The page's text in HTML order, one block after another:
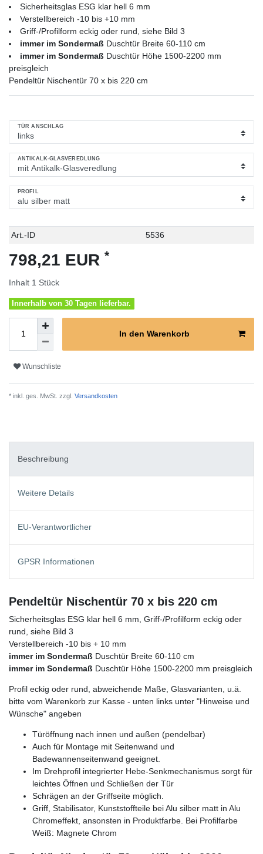
Sicherheitsglas ESG klar hell 6 mm
Verstellbereich -10 bis +10 mm
Griff-/Profilform eckig oder rund, siehe Bild 3
immer im Sondermaß Duschtür Breite 60-110 cm
immer im Sondermaß Duschtür Höhe 1500-2200 mm
preisgleich
Pendeltür Nischentür 70 x bis 220 cm
TÜR ANSCHLAG
ANTIKALK-GLASVEREDLUNG
PROFIL
Technisches
Wert
Art.-ID 5536
798,21 EUR *
Inhalt 1 Stück
Innerhalb von 30 Tagen lieferbar.
In den Warenkorb
Wunschliste
* inkl. ges. MwSt. zzgl. Versandkosten
Beschreibung
Weitere Details
EU-Verantwortlicher
GPSR Informationen
Pendeltür Nischentür 70 x bis 220 cm
Sicherheitsglas ESG klar hell 6 mm, Griff-/Profilform eckig oder
rund, siehe Bild 3
Verstellbereich -10 bis + 10 mm
immer im Sondermaß Duschtür Breite 60-110 cm
immer im Sondermaß Duschtür Höhe 1500-2200 mm preisgleich
Profil eckig oder rund, abweichende Maße, Glasvarianten, u.ä.
bitte vom Warenkorb zur Kasse - unten links unter "Hinweise und
Wünsche" angeben
Türöffnung nach innen und außen (pendelbar)
Auch für Montage mit Seitenwand und
Badewannenseitenwand geeignet.
Im Drehprofil integrierter Hebe-Senkmechanismus sorgt für
leichtes Öffnen und Schließen der Tür
Schrägen an der Griffseite möglich.
Griff, Stabilisator, Kunststoffteile bei Alu silber matt in Alu
Chromeffekt, ansonsten in Produktfarbe. Bei Profilfarbe
Weiß: Magnete Chrom